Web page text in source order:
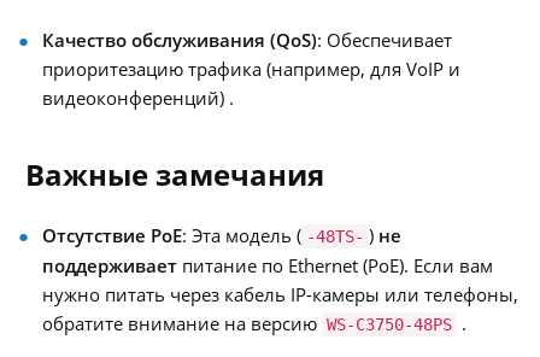
Качество обслуживания (QoS): Обеспечивает
приоритезацию трафика (например, для VoIP и
видеоконференций) .
Важные замечания
Отсутствие PoE: Эта модель ( -48TS- ) не
поддерживает питание по Ethernet (PoE). Если вам
нужно питать через кабель IP-камеры или телефоны,
обратите внимание на версию WS-C3750-48PS .